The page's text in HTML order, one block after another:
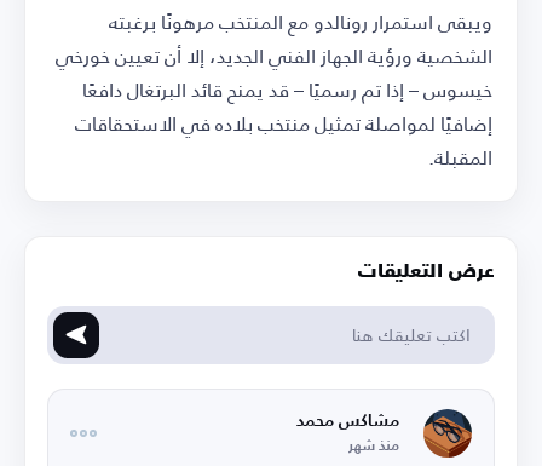
ويبقى استمرار رونالدو مع المنتخب مرهونًا برغبته
الشخصية ورؤية الجهاز الفني الجديد، إلا أن تعيين خورخي
خيسوس – إذا تم رسميًا – قد يمنح قائد البرتغال دافعًا
إضافيًا لمواصلة تمثيل منتخب بلاده في الاستحقاقات
المقبلة.
عرض التعليقات
مشاكس محمد
منذ شهر